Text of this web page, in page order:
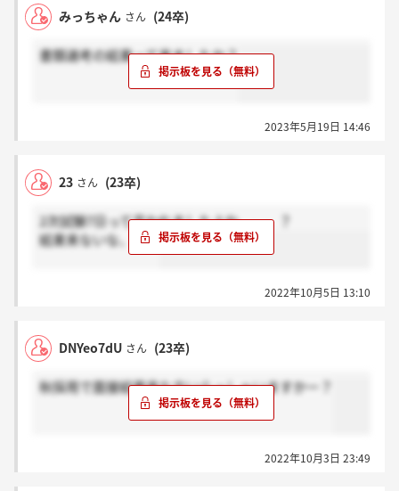
みっちゃん さん (24卒)
書類選考の結果って来ましたか？
2023年5月19日 14:46
23 さん (23卒)
2次試験7日って言われましたよね、、、？
結果来ないな、、、
2022年10月5日 13:10
DNYeo7dU さん (23卒)
秋採用で面接結果来た方いらっしゃいますかー？
2022年10月3日 23:49